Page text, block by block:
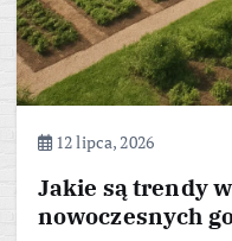
12 lipca, 2026
Jakie są trendy
nowoczesnych